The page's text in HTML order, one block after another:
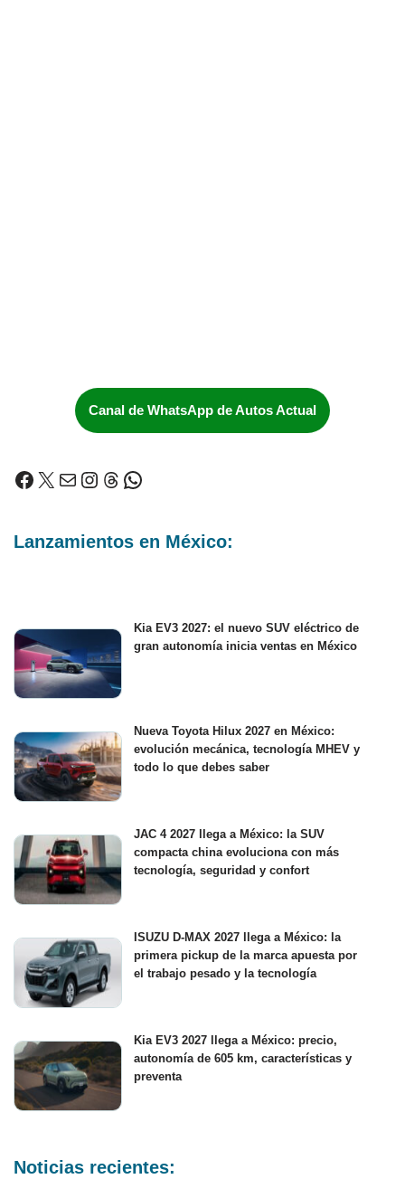
Canal de WhatsApp de Autos Actual
Lanzamientos en México:
Kia EV3 2027: el nuevo SUV eléctrico de
gran autonomía inicia ventas en México
Nueva Toyota Hilux 2027 en México:
evolución mecánica, tecnología MHEV y
todo lo que debes saber
JAC 4 2027 llega a México: la SUV
compacta china evoluciona con más
tecnología, seguridad y confort
ISUZU D-MAX 2027 llega a México: la
primera pickup de la marca apuesta por
el trabajo pesado y la tecnología
Kia EV3 2027 llega a México: precio,
autonomía de 605 km, características y
preventa
Noticias recientes: